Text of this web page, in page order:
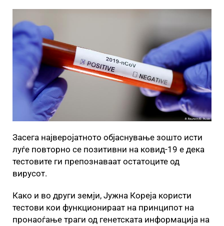
Засега најверојатното објаснување зошто исти
луѓе повторно се позитивни на ковид-19 е дека
тестовите ги препознаваат остатоците од
вирусот.
Како и во други земји, Јужна Кореја користи
тестови кои функционираат на принципот на
пронаоѓање траги од генетската информација на